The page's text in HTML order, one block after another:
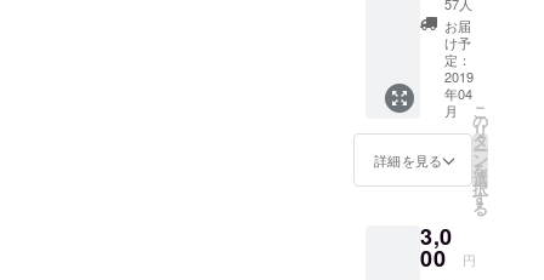
く有り
ませ
ん。
11:00〜
12:00く
らい予
定 ※本
人の希
望でイ
レック
ファス
L ※カ
ラーは
白or黒
よりお
選び頂
けま
す。 ※
全リ
映像】
付き ▼
ボディ
が
Music
Videoの
中のど
こかに
記され
ます！
黒背景
にエン
ドロー
ジッ
ト？そ
んなん
お届
け予
定：
2019
年04
月
詳細を見る
こ
の
リ
タ
ー
ン
を
選
択
す
る
3,0
00 円